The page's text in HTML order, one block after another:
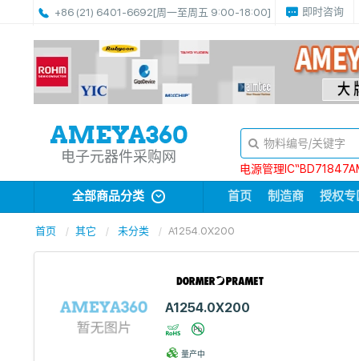
+86 (21) 6401-6692[周一至周五 9:00-18:00] 即时咨询
电子元器件采购网
电源管理
全部商品分类 首页 制造商 授权专
首页 其它 未分类 A1254.0X200
A1254.0X200
量产中